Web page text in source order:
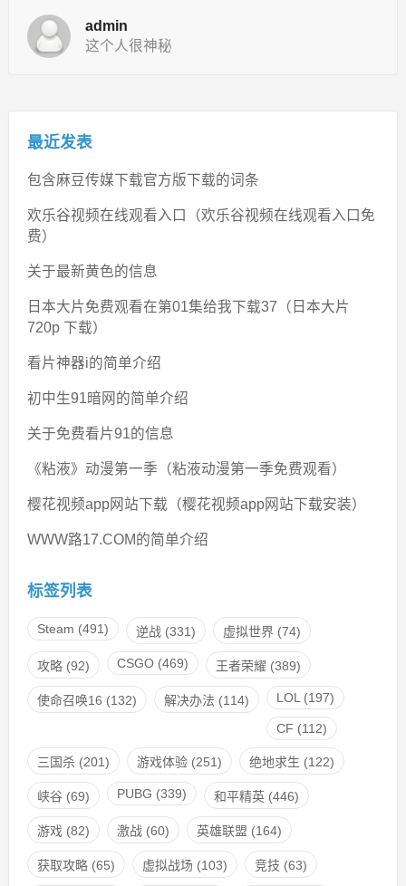
admin
这个人很神秘
最近发表
包含麻豆传媒下载官方版下载的词条
欢乐谷视频在线观看入口（欢乐谷视频在线观看入口免
费）
关于最新黄色的信息
日本大片免费观看在第01集给我下载37（日本大片
720p 下载）
看片神器i的简单介绍
初中生91暗网的简单介绍
关于免费看片91的信息
《粘液》动漫第一季（粘液动漫第一季免费观看）
樱花视频app网站下载（樱花视频app网站下载安装）
WWW路17.COM的简单介绍
标签列表
Steam (491) 逆战(331) 虚拟世界(74)
攻略(92) CSGO(469) 王者荣耀 (389)
使命召唤16 (132) 解决办法 (114) LOL (197)
CF (112)
三国杀(201) 游戏体验(251) 绝地求生 (122)
峡谷(69) PUBG (339) 和平精英(446)
游戏 (82) 激战(60) 英雄联盟 (164)
获取攻略(65) 虚拟战场 (103) 竞技 (63)